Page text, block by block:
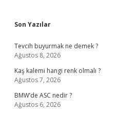
Sidebar
Son Yazılar
Tevcih buyurmak ne demek ?
Ağustos 8, 2026
Kaş kalemi hangi renk olmalı ?
Ağustos 7, 2026
BMW’de ASC nedir ?
Ağustos 6, 2026